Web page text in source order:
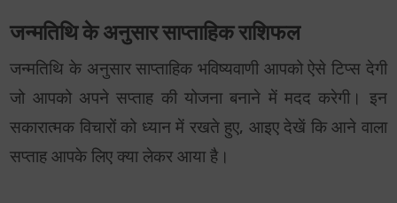
जन्मतिथि के अनुसार साप्ताहिक राशिफल
जन्मतिथि के अनुसार साप्ताहिक भविष्यवाणी आपको ऐसे टिप्स देगी
जो आपको अपने सप्ताह की योजना बनाने में मदद करेगी। इन
सकारात्मक विचारों को ध्यान में रखते हुए, आइए देखें कि आने वाला
सप्ताह आपके लिए क्या लेकर आया है।